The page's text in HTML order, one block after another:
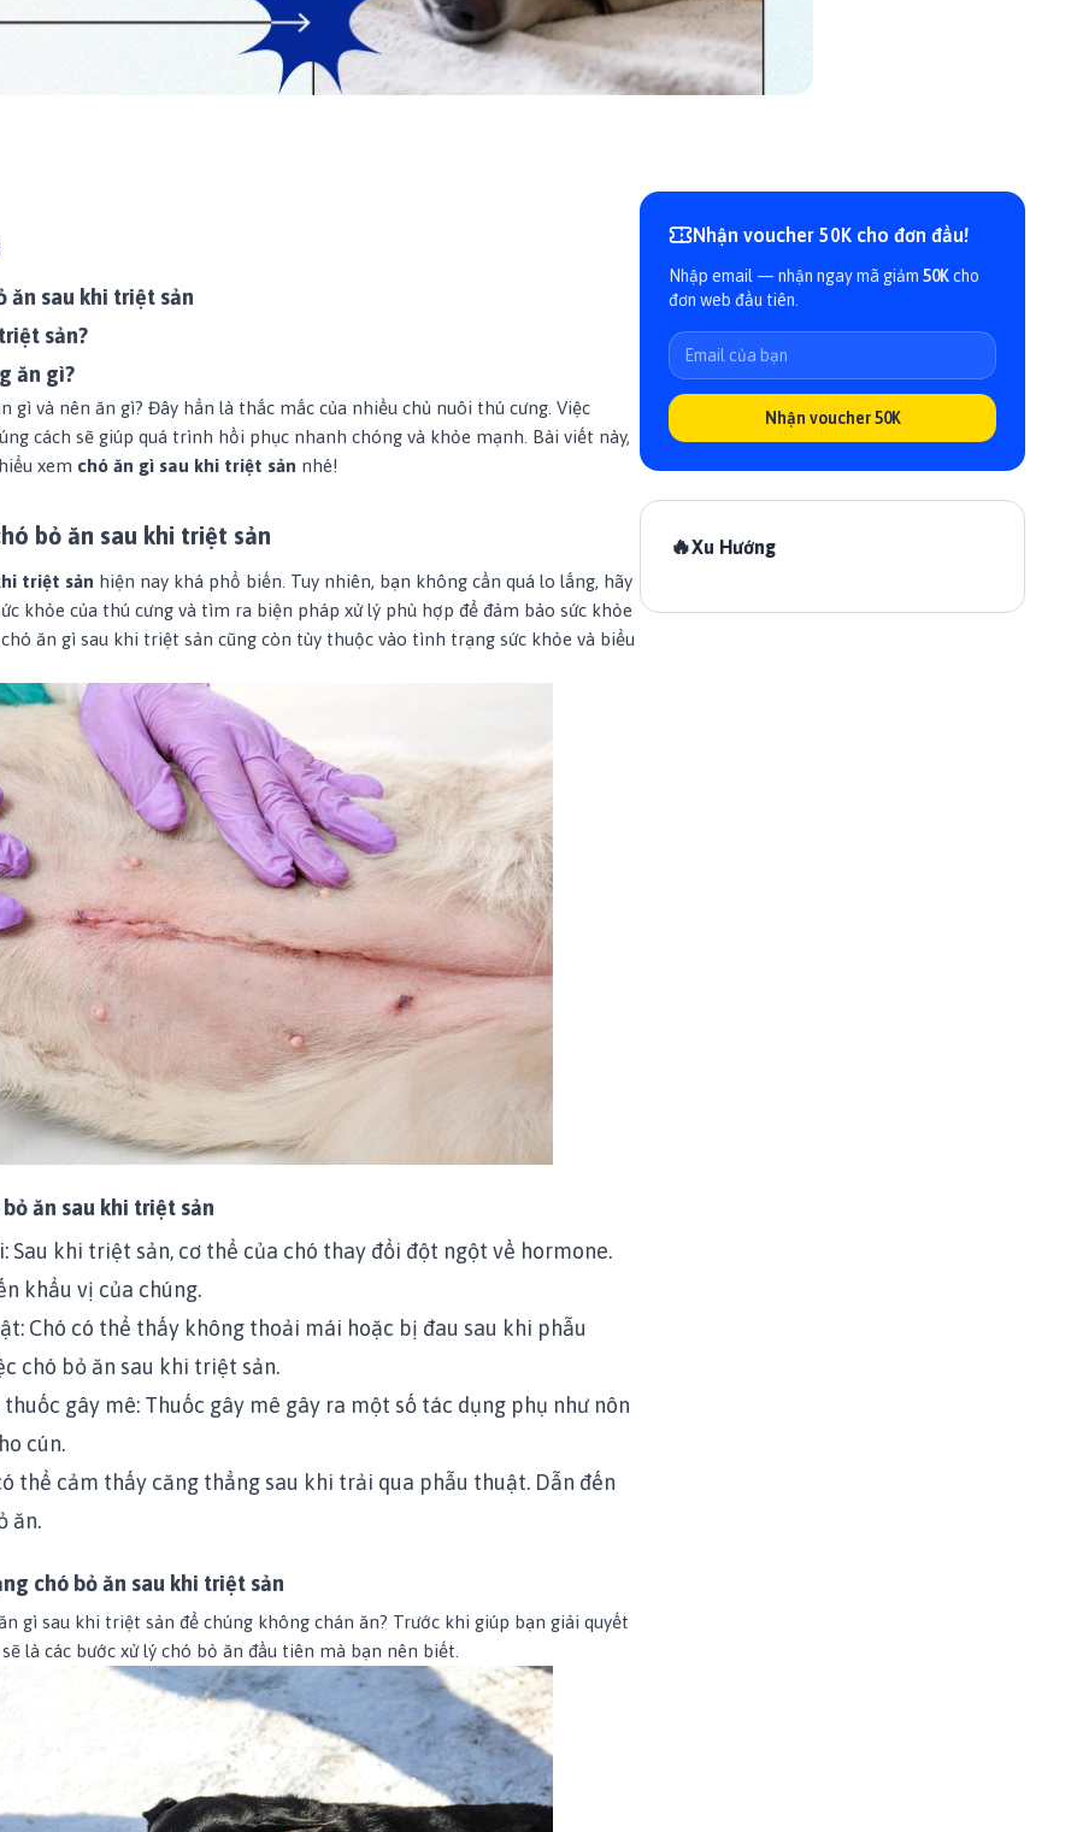
ăn sau khi triệt sản
sản?
ăn gì?
gì và nên ăn gì? Đây hẳn là thắc mắc của nhiều chủ nuôi thú cưng. Việc
cách sẽ giúp quá trình hồi phục nhanh chóng và khỏe mạnh. Bài viết này,
xem chó ăn gì sau khi triệt sản nhé!
bỏ ăn sau khi triệt sản
triệt sản hiện nay khá phổ biến. Tuy nhiên, bạn không cần quá lo lắng, hãy
khỏe của thú cưng và tìm ra biện pháp xử lý phù hợp để đảm bảo sức khỏe
ăn gì sau khi triệt sản cũng còn tùy thuộc vào tình trạng sức khỏe và biểu
ăn sau khi triệt sản
Sau khi triệt sản, cơ thể của chó thay đổi đột ngột về hormone.
khẩu vị của chúng.
Chó có thể thấy không thoải mái hoặc bị đau sau khi phẫu
chó bỏ ăn sau khi triệt sản.
gây mê: Thuốc gây mê gây ra một số tác dụng phụ như nôn
cún.
thể cảm thấy căng thẳng sau khi trải qua phẫu thuật. Dẫn đến
ăn.
chó bỏ ăn sau khi triệt sản
gì sau khi triệt sản để chúng không chán ăn? Trước khi giúp bạn giải quyết
là các bước xử lý chó bỏ ăn đầu tiên mà bạn nên biết.
Nhận voucher 50K cho đơn đầu!
Nhập email — nhận ngay mã giảm 50Kcho
đơn web đầu tiên.
Nhận voucher 50K
🔥Xu Hướng